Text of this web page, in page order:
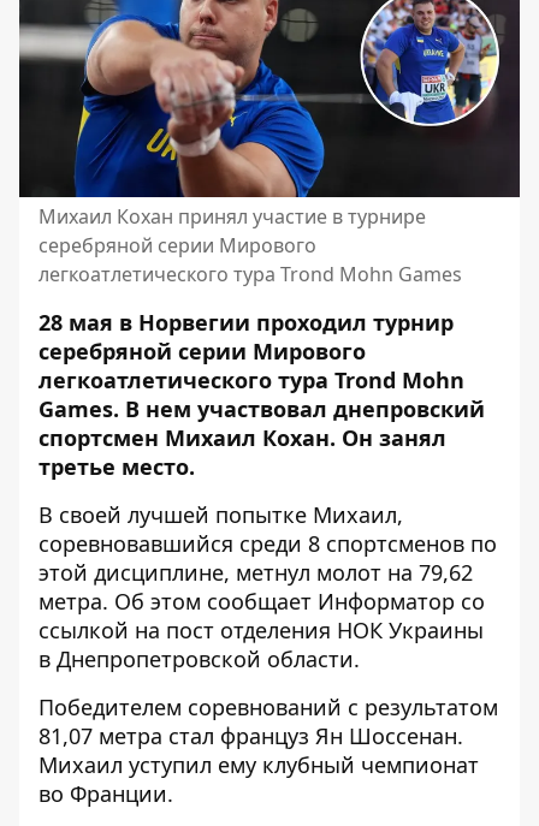
Михаил Кохан принял участие в турнире
серебряной серии Мирового
легкоатлетического тура Trond Mohn Games
28 мая в Норвегии проходил турнир
серебряной серии Мирового
легкоатлетического тура Trond Mohn
Games. В нем участвовал днепровский
спортсмен Михаил Кохан. Он занял
третье место.
В своей лучшей попытке Михаил,
соревновавшийся среди 8 спортсменов по
этой дисциплине, метнул молот на 79,62
метра. Об этом сообщает Информатор со
ссылкой на пост отделения НОК Украины
в Днепропетровской области.
Победителем соревнований с результатом
81,07 метра стал француз Ян Шоссенан.
Михаил уступил ему клубный чемпионат
во Франции.